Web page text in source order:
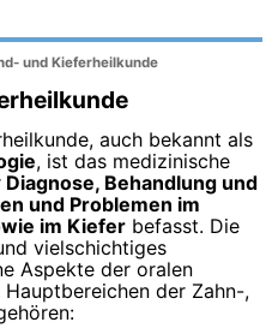
und Kieferheilkunde
auch bekannt als
, ist das medizinische
Diagnose, Behandlung und
und Problemen im
im Kiefer befasst. Die
vielschichtiges
Aspekte der oralen
der Zahn-,